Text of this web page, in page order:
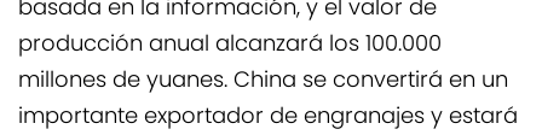
basada en la información, y el valor de
producción anual alcanzará los 100.000
millones de yuanes. China se convertirá en un
importante exportador de engranajes y estará